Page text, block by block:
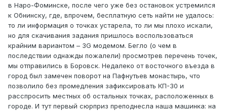
в Наро-Фоминске, после чего уже без остановок устремился
к Обнинску, где, впрочем, бесплатную сеть найти не удалось:
то ли информация о точках устарела, то ли мы плохо искали,
но для скачивания задания пришлось воспользоваться
крайним вариантом – 3G модемом. Бегло (о чем в
последствии однажды пожалели) просмотрев перечень точек,
мы отправились в Боровск. Недалеко от восточного въезда в
город был замечен поворот на Пафнутьев монастырь, что
позволило без промедления зафиксировать КП-30 и
расспросить местных об остальных точках, расположенных в
городе. И тут первый сюрприз преподнесла наша машинка: на